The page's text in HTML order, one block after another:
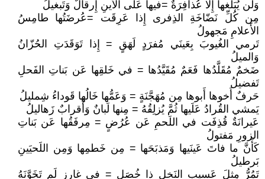
وَلَن يُبَلِّغها إِلّا عُذافِرَةٌ =فيها عَلى الأَينِ إِرقالٌ وَتَبغيلُ
مِن كُلِّ نَضّاخَةِ الذِفرى إِذا عَرِقَت =عُرضَتُها طامِسُ
الأَعلامِ مَجهولُ
تَرمي الغُيوبَ بِعَينَي مُفرَدٍ لَهَقٍ = إِذا تَوَقَدَتِ الحُزّانُ
وَالميلُ
ضَخمٌ مُقَلَّدُها فَعَمٌ مُقَيَّدُها = في خَلقِها عَن بَناتِ الفَحلِ
تَفضيلُ
حَرفٌ أَخوها أَبوها مِن مُهَجَّنَةٍ = وَعَمُّها خَالُها قَوداءُ شِمليلُ
يَمشي القُرادُ عَلَيها ثُمَّ يُزلِقُهُ = مِنها لَبانٌ وَأَقرابٌ زَهاليلُ
عَيرانَةٌ قُذِفَت في اللَحمِ عَن عُرُضٍ = مِرفَقُها عَن بَناتِ
الزورِ مَفتولُ
كَأَنَّ ما فاتَ عَينَيها وَمَذبَحَها = مِن خَطمِها وَمِن اللَحيَينِ
بَرطيلُ
تَمُرُّ مِثلَ عَسيبِ النَخلِ ذا خُصَلٍ = في غارِزٍ لَم تَخَوَّنَهُ